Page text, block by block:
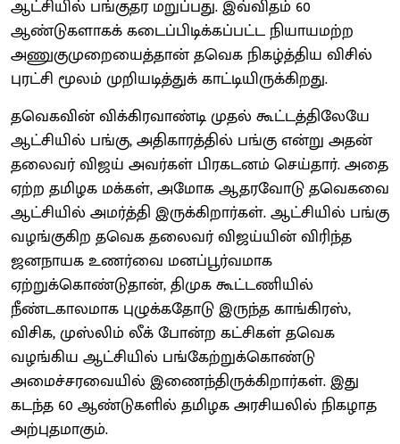
ஆட்சியில் பங்குதர மறுப்பது. இவ்விதம் 60
ஆண்டுகளாகக் கடைப்பிடிக்கப்பட்ட நியாயமற்ற
அணுகுமுறையைத்தான் தவெக நிகழ்த்திய விசில்
புரட்சி மூலம் முறியடித்துக் காட்டியிருக்கிறது.
தவெகவின் விக்கிரவாண்டி முதல் கூட்டத்திலேயே
ஆட்சியில் பங்கு, அதிகாரத்தில் பங்கு என்று அதன்
தலைவர் விஜய் அவர்கள் பிரகடனம் செய்தார். அதை
ஏற்ற தமிழக மக்கள், அமோக ஆதரவோடு தவெகவை
ஆட்சியில் அமர்த்தி இருக்கிறார்கள். ஆட்சியில் பங்கு
வழங்குகிற தவெக தலைவர் விஜய்யின் விரிந்த
ஜனநாயக உணர்வை மனப்பூர்வமாக
ஏற்றுக்கொண்டுதான், திமுக கூட்டணியில்
நீண்டகாலமாக புழுக்கதோடு இருந்த காங்கிரஸ்,
விசிக, முஸ்லிம் லீக் போன்ற கட்சிகள் தவெக
வழங்கிய ஆட்சியில் பங்கேற்றுக்கொண்டு
அமைச்சரவையில் இணைந்திருக்கிறார்கள். இது
கடந்த 60 ஆண்டுகளில் தமிழக அரசியலில் நிகழாத
அற்புதமாகும்.